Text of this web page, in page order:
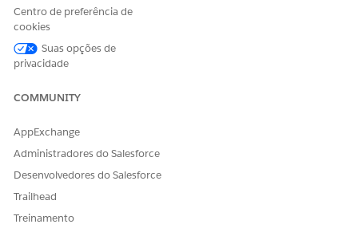
Configurações de compartilhamento
Na área Padrões para toda a organização, clique em
Editar
Para Registro de carregamento de dados de referência,
padrão.
ESTE ARTIGO RESOLVEU SEU PROBLEMA?
Centro de preferência de
cookies
Suas opções de
privacidade
COMMUNITY
AppExchange
Administradores do Salesforce
Desenvolvedores do Salesforce
Trailhead
Treinamento